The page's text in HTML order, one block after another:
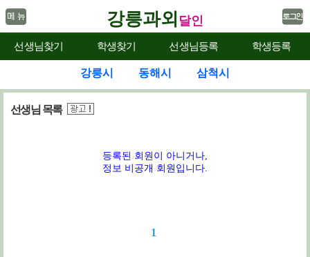
강릉과외 달인
선생님찾기 학생찾기 선생님등록 학생등록
강릉시 동해시 삼척시
선생님 목록
등록된 회원이 아니거나,
정보 비공개 회원입니다.
1